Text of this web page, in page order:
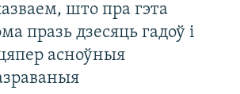
што пра гэта
празь дзесяць гадоў і
асноўныя